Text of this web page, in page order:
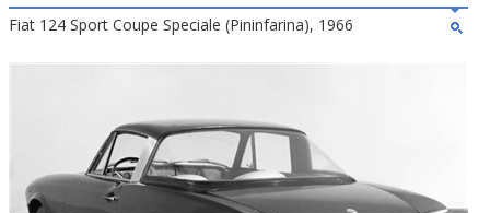
Fiat 124 Sport Coupe Speciale (Pininfarina), 1966